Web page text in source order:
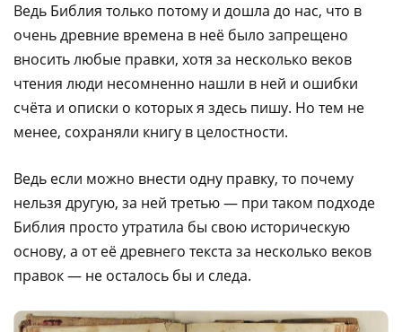
Ведь Библия только потому и дошла до нас, что в
очень древние времена в неё было запрещено
вносить любые правки, хотя за несколько веков
чтения люди несомненно нашли в ней и ошибки
счёта и описки о которых я здесь пишу. Но тем не
менее, сохраняли книгу в целостности.
Ведь если можно внести одну правку, то почему
нельзя другую, за ней третью — при таком подходе
Библия просто утратила бы свою историческую
основу, а от её древнего текста за несколько веков
правок — не осталось бы и следа.